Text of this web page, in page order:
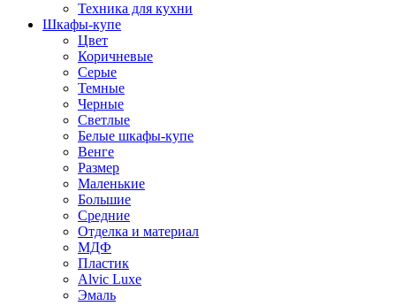
Техника для кухни
Шкафы-купе
Цвет
Коричневые
Серые
Темные
Черные
Светлые
Белые шкафы-купе
Венге
Размер
Маленькие
Большие
Средние
Отделка и материал
МДФ
Пластик
Alvic Luxe
Эмаль